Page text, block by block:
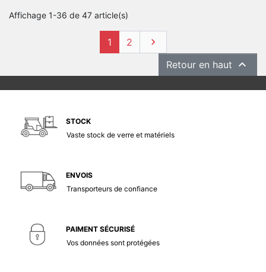
Affichage 1-36 de 47 article(s)
1 2 Suivant

Retour en haut 
STOCK
Vaste stock de verre et matériels
ENVOIS
Transporteurs de confiance
PAIMENT SÉCURISÉ
Vos données sont protégées